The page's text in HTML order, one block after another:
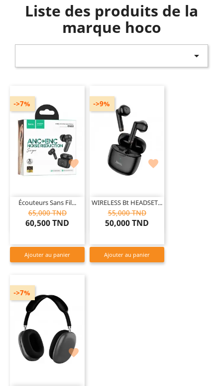
Liste des produits de la
marque hoco


Écouteurs Sans Fil...
65,000 TND
60,500 TND
->7%
Ajouter au panier

WIRELESS Bt HEADSET...
55,000 TND
50,000 TND
->9%
Ajouter au panier

->7%